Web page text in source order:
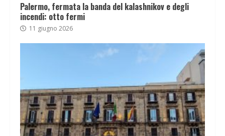
Palermo, fermata la banda del kalashnikov e degli
incendi: otto fermi
11 giugno 2026